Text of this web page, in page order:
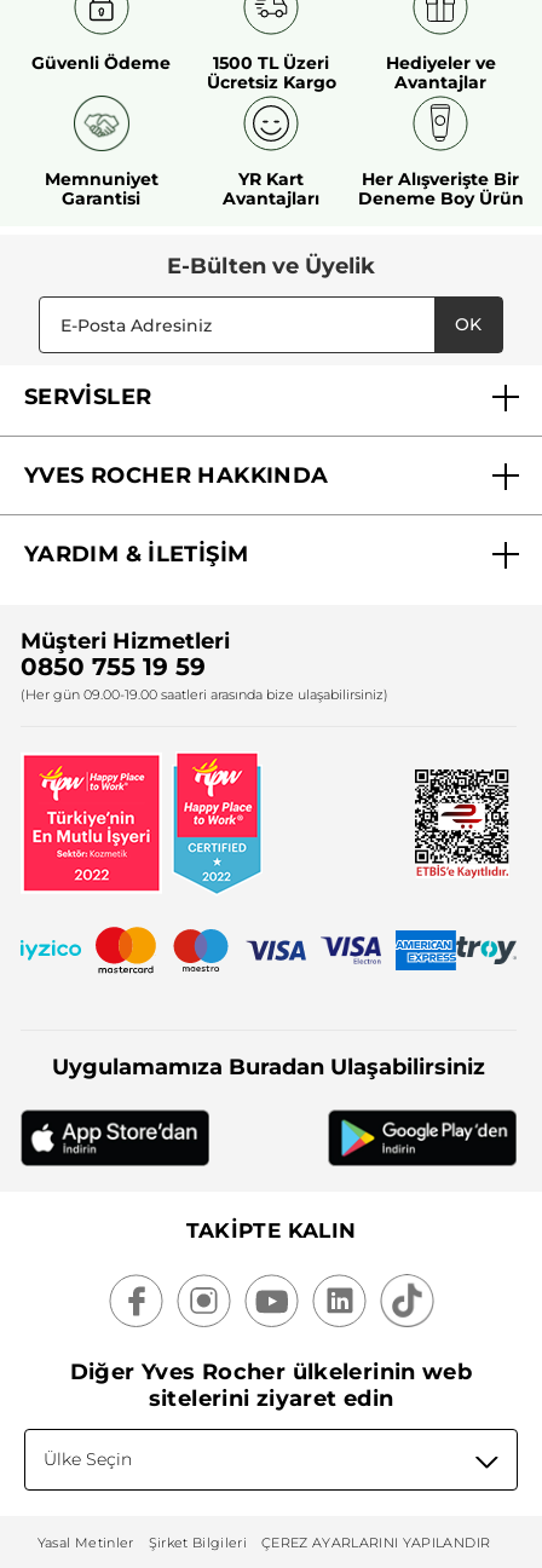
Güvenli Ödeme
1500 TL Üzeri
Ücretsiz Kargo
Hediyeler ve
Avantajlar
Memnuniyet
Garantisi
YR Kart
Avantajları
Her Alışverişte Bir
Deneme Boy Ürün
E-Bülten ve Üyelik
OK
SERVİSLER
YVES ROCHER HAKKINDA
Yves Rocher Vakfı
YARDIM & İLETİŞİM
Bize Ulaşın
Firma Bilgileri
Müşteri Hizmetleri
0850 755 19 59
(Her gün 09.00-19.00 saatleri arasında bize ulaşabilirsiniz)
Uygulamamıza Buradan Ulaşabilirsiniz
TAKİPTE KALIN
Diğer Yves Rocher ülkelerinin web
sitelerini ziyaret edin
Ülke Seçin
Yasal Metinler Şirket Bilgileri ÇEREZ AYARLARINI YAPILANDIR